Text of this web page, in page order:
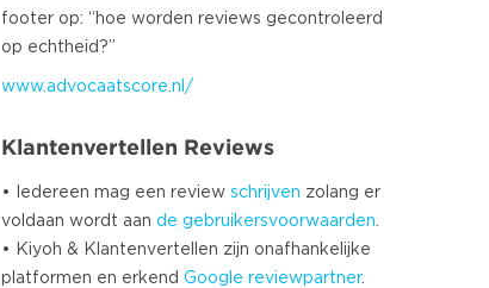
footer op: “hoe worden reviews gecontroleerd
www.advocaatscore.nl/
Klantenvertellen Reviews
• Iedereen mag een review schrijven zolang er
voldaan wordt aan de gebruikersvoorwaarden.
• Kiyoh & Klantenvertellen zijn onafhankelijke
platformen en erkend Google reviewpartner.